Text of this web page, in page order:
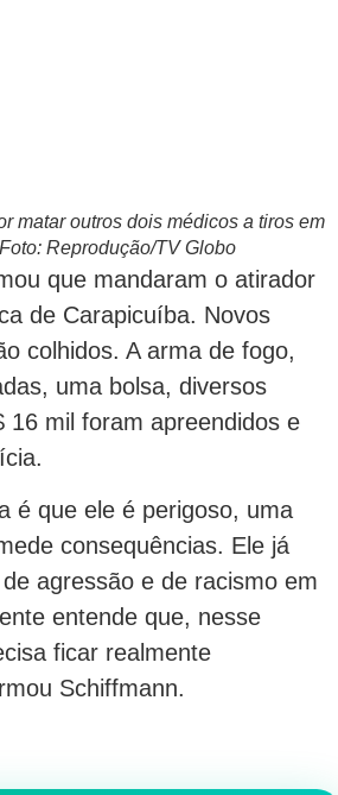
matar outros dois médicos a tiros em
Reprodução/TV Globo
que mandaram o atirador
de Carapicuíba. Novos
colhidos. A arma de fogo,
uma bolsa, diversos
16 mil foram apreendidos e
é que ele é perigoso, uma
consequências. Ele já
agressão e de racismo em
entende que, nesse
ficar realmente
Schiffmann.